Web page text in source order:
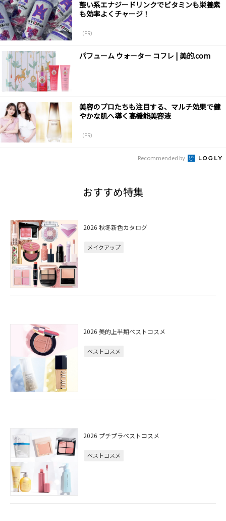
整い系エナジードリンクでビタミンも栄養素
も効率よくチャージ！
（PR）
パフューム ウォーター コフレ | 美的.com
美容のプロたちも注目する、マルチ効果で健
やかな肌へ導く高機能美容液
（PR）
Recommended by
おすすめ特集
2026 秋冬新色カタログ
メイクアップ
2026 美的上半期ベストコスメ
ベストコスメ
2026 プチプラベストコスメ
ベストコスメ